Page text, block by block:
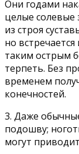
Они годами
целые
из строя
но
таким острым
терпеть. Без
временем
конечностей.
3. Даже
подошву;
могут